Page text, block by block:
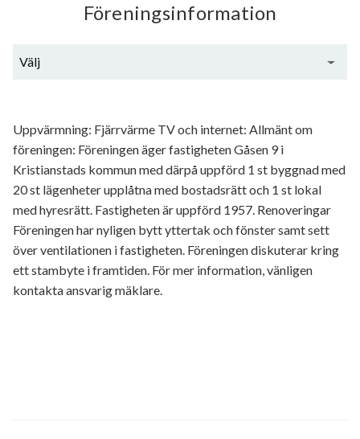
Föreningsinformation
Välj
Uppvärmning: Fjärrvärme TV och internet: Allmänt om
föreningen: Föreningen äger fastigheten Gåsen 9 i
Kristianstads kommun med därpå uppförd 1 st byggnad med
20 st lägenheter upplåtna med bostadsrätt och 1 st lokal
med hyresrätt. Fastigheten är uppförd 1957. Renoveringar
Föreningen har nyligen bytt yttertak och fönster samt sett
över ventilationen i fastigheten. Föreningen diskuterar kring
ett stambyte i framtiden. För mer information, vänligen
kontakta ansvarig mäklare.